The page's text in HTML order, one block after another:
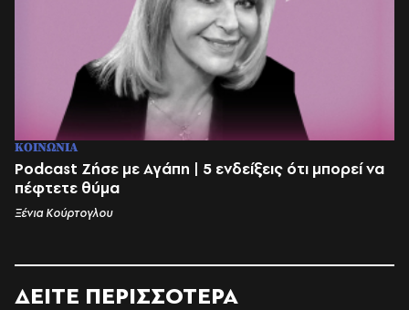
ΚΟΙΝΩΝΙΑ
Podcast Ζήσε με Αγάπη | 5 ενδείξεις ότι μπορεί να
πέφτετε θύμα
Ξένια Κούρτογλου
ΔΕΙΤΕ ΠΕΡΙΣΣΟΤΕΡΑ